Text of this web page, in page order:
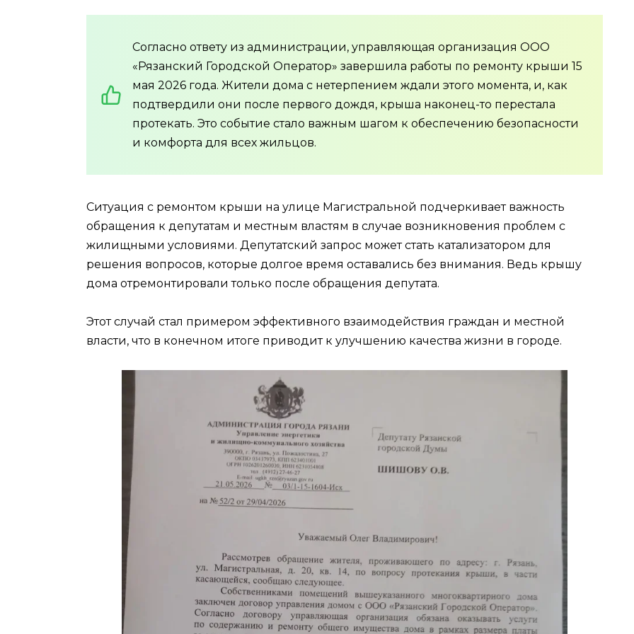
Согласно ответу из администрации, управляющая организация ООО
«Рязанский Городской Оператор» завершила работы по ремонту крыши 15
мая 2026 года. Жители дома с нетерпением ждали этого момента, и, как
подтвердили они после первого дождя, крыша наконец-то перестала
протекать. Это событие стало важным шагом к обеспечению безопасности
и комфорта для всех жильцов.
Ситуация с ремонтом крыши на улице Магистральной подчеркивает важность
обращения к депутатам и местным властям в случае возникновения проблем с
жилищными условиями. Депутатский запрос может стать катализатором для
решения вопросов, которые долгое время оставались без внимания. Ведь крышу
дома отремонтировали только после обращения депутата.
Этот случай стал примером эффективного взаимодействия граждан и местной
власти, что в конечном итоге приводит к улучшению качества жизни в городе.